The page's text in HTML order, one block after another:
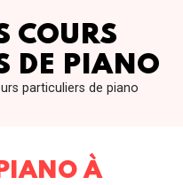
COURS
DE PIANO
particuliers de piano
À